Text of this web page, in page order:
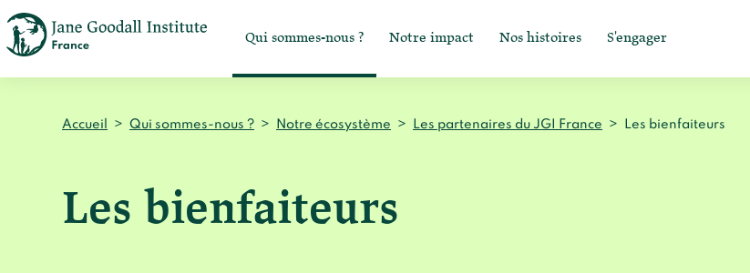
Qui sommes-nous ? Notre impact Nos histoires S'engager
Accueil > Qui sommes-nous ? > Notre écosystème > Les partenaires du JGI France > Les bienfaiteurs
Les bienfaiteurs